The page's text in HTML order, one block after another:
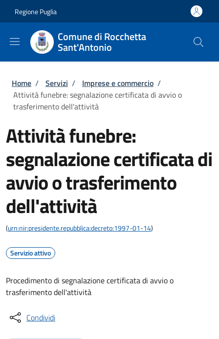
Regione Puglia
Comune di Rocchetta
Sant'Antonio
Briciole di pane
Home / Servizi / Imprese e commercio /
Attività funebre: segnalazione certificata di avvio o
trasferimento dell'attività
Attività funebre:
segnalazione certificata di
avvio o trasferimento
dell'attività
(urn:nir:presidente.repubblica:decreto:1997-01-14)
Servizio attivo
Procedimento di segnalazione certificata di avvio o
trasferimento dell'attività
Condividi